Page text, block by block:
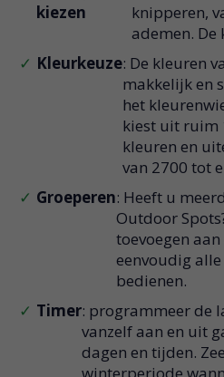
kiezen
knipperen,
ademen. De
Kleurkeuze: De kleuren
makkelijk en
het
kiest uit ruim
kleuren en
van 2700 tot
Groeperen: Heeft u
Outdoor
toevoegen
eenvoudig
bedienen.
Timer: programmeer de
vanzelf aan en uit
dagen en tijden.
winterperiode